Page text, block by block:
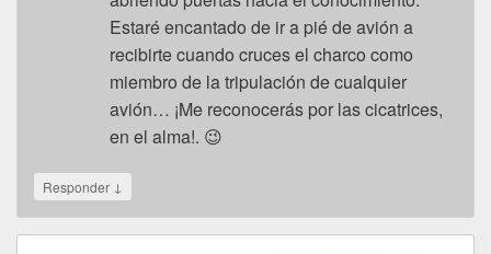
Estaré encantado de ir a pié de avión a
recibirte cuando cruces el charco como
miembro de la tripulación de cualquier
avión… ¡Me reconocerás por las cicatrices,
en el alma!. 😉
Responder ↓